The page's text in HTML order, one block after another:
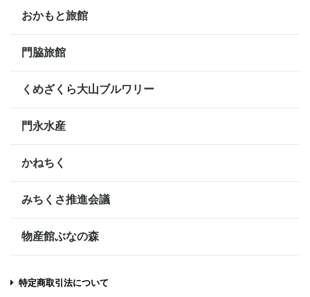
おかもと旅館
門脇旅館
くめざくら大山ブルワリー
門永水産
かねちく
みちくさ推進会議
物産館ぶなの森
特定商取引法について